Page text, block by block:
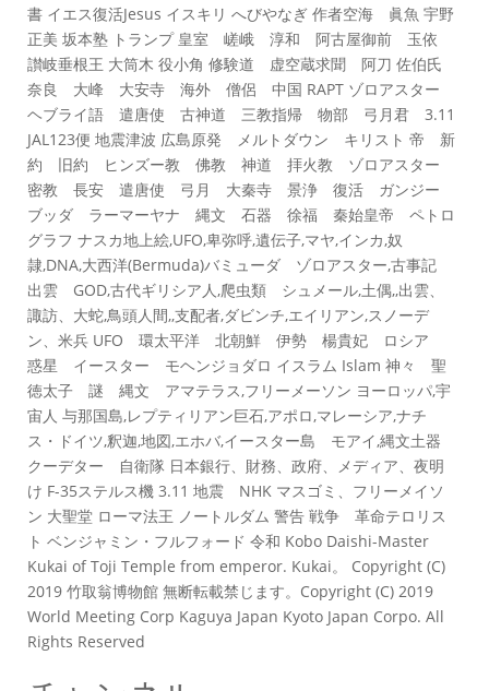
書 イエス復活Jesus イスキリ へびやなぎ 作者空海 眞魚 宇野
正美 坂本塾 トランプ 皇室 嵯峨 淳和 阿古屋御前 玉依
讃岐垂根王 大筒木 役小角 修験道 虚空蔵求聞 阿刀 佐伯氏
奈良 大峰 大安寺 海外 僧侶 中国 RAPT ゾロアスター
ヘブライ語 遣唐使 古神道 三教指帰 物部 弓月君 3.11
JAL123便 地震津波 広島原発 メルトダウン キリスト 帝 新
約 旧約 ヒンズー教 佛教 神道 拝火教 ゾロアスター
密教 長安 遣唐使 弓月 大秦寺 景浄 復活 ガンジー
ブッダ ラーマーヤナ 縄文 石器 徐福 秦始皇帝 ペトロ
グラフ ナスカ地上絵,UFO,卑弥呼,遺伝子,マヤ,インカ,奴
隷,DNA,大西洋(Bermuda)バミューダ ゾロアスター,古事記
出雲 GOD,古代ギリシア人,爬虫類 シュメール,土偶,,出雲、
諏訪、大蛇,鳥頭人間,,支配者,ダビンチ,エイリアン,スノーデ
ン、米兵 UFO 環太平洋 北朝鮮 伊勢 楊貴妃 ロシア
惑星 イースター モヘンジョダロ イスラム Islam 神々 聖
徳太子 謎 縄文 アマテラス,フリーメーソン ヨーロッパ,宇
宙人 与那国島,レプティリアン巨石,アポロ,マレーシア,ナチ
ス・ドイツ,釈迦,地図,エホバ,イースター島 モアイ,縄文土器
クーデター 自衛隊 日本銀行、財務、政府、メディア、夜明
け F-35ステルス機 3.11 地震 NHK マスゴミ、フリーメイソ
ン 大聖堂 ローマ法王 ノートルダム 警告 戦争 革命テロリス
ト ベンジャミン・フルフォード 令和 Kobo Daishi-Master
Kukai of Toji Temple from emperor. Kukai。 Copyright (C)
2019 竹取翁博物館 無断転載禁じます。Copyright (C) 2019
World Meeting Corp Kaguya Japan Kyoto Japan Corpo. All
Rights Reserved